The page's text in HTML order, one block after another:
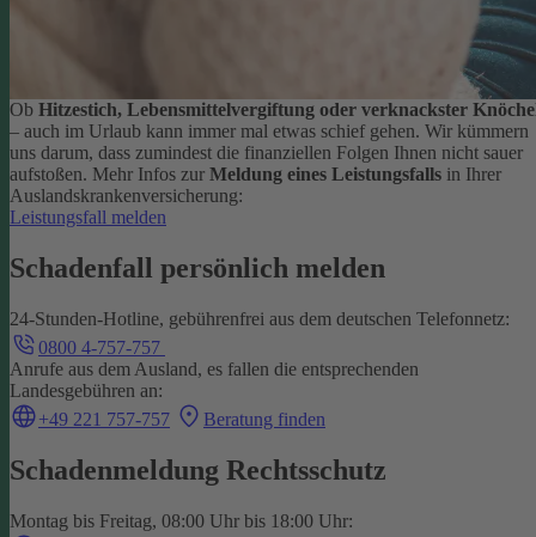
Ob Hitzestich, Lebensmittelvergiftung oder verknackster
– auch im Urlaub kann immer mal etwas schief gehen. Wir kümmern
uns darum, dass zumindest die finanziellen Folgen Ihnen nicht sauer
aufstoßen. Mehr Infos zur Meldung eines Leistungsfalls in Ihrer
Auslandskrankenversicherung:
Leistungsfall melden
Schadenfall persönlich melden
24-Stunden-Hotline, gebührenfrei aus dem deutschen Telefonnetz:
0800 4-757-757
Anrufe aus dem Ausland, es fallen die entsprechenden
Landesgebühren an:
+49 221 757-757
Beratung finden
Schadenmeldung Rechtsschutz
Montag bis Freitag, 08:00 Uhr bis 18:00 Uhr: